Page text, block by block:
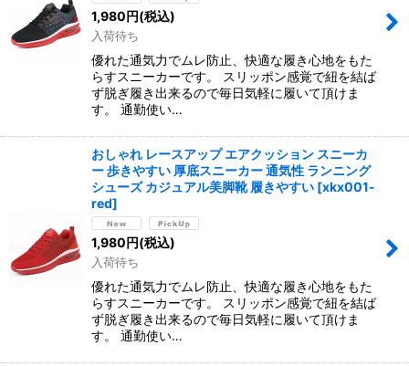
1,980円(税込)
入荷待ち
優れた通気力でムレ防止、快適な履き心地をもた
らすスニーカーです。 スリッポン感覚で紐を結ば
ず脱ぎ履き出来るので毎日気軽に履いて頂けま
す。 通勤使い…
おしゃれ レースアップ エアクッション スニーカ
ー 歩きやすい 厚底スニーカー 通気性 ランニング
シューズ カジュアル美脚靴 履きやすい [xkx001-
red]
1,980円(税込)
入荷待ち
優れた通気力でムレ防止、快適な履き心地をもた
らすスニーカーです。 スリッポン感覚で紐を結ば
ず脱ぎ履き出来るので毎日気軽に履いて頂けま
す。 通勤使い…